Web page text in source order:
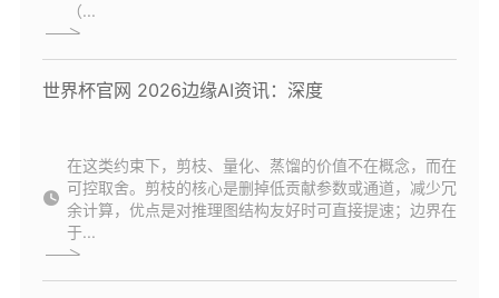
（...
世界杯官网 2026边缘AI资讯：深度
在这类约束下，剪枝、量化、蒸馏的价值不在概念，而在
可控取舍。剪枝的核心是删掉低贡献参数或通道，减少冗
余计算，优点是对推理图结构友好时可直接提速；边界在
于...